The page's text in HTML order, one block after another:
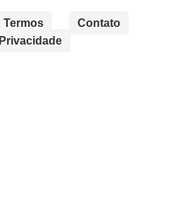
Termos
Contato
Privacidade